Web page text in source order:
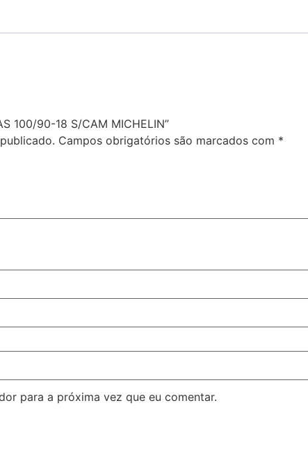
100/90-18 S/CAM MICHELIN”
Campos obrigatórios são marcados com *
para a próxima vez que eu comentar.